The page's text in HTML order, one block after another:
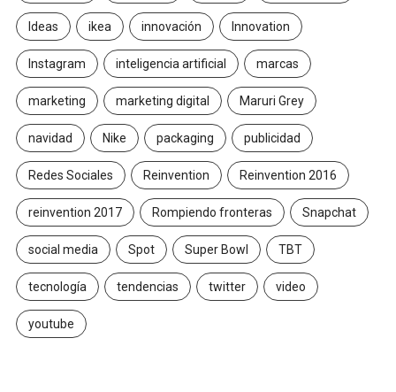
Ideas ikea innovación Innovation
Instagram inteligencia artificial marcas
marketing marketing digital Maruri Grey
navidad Nike packaging publicidad
Redes Sociales Reinvention Reinvention 2016
reinvention 2017 Rompiendo fronteras Snapchat
social media Spot Super Bowl TBT
tecnología tendencias twitter video
youtube